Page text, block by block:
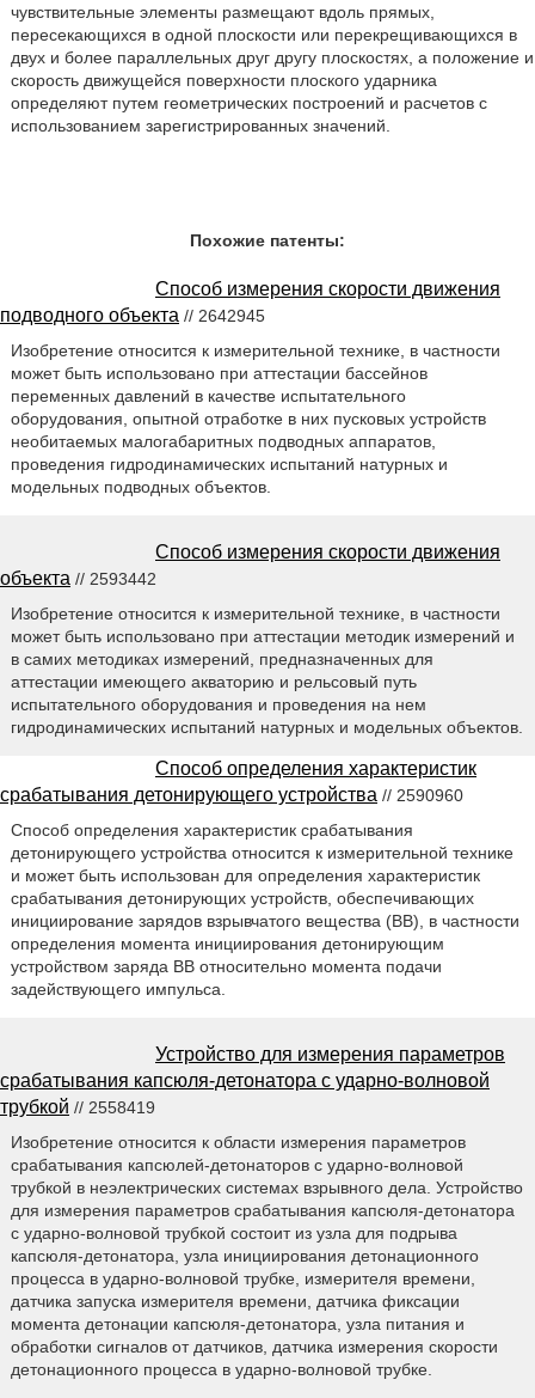
чувствительные элементы размещают вдоль прямых,
пересекающихся в одной плоскости или перекрещивающихся в
двух и более параллельных друг другу плоскостях, а положение и
скорость движущейся поверхности плоского ударника
определяют путем геометрических построений и расчетов с
использованием зарегистрированных значений.
Похожие патенты:
Способ измерения скорости движения
подводного объекта // 2642945
Изобретение относится к измерительной технике, в частности
может быть использовано при аттестации бассейнов
переменных давлений в качестве испытательного
оборудования, опытной отработке в них пусковых устройств
необитаемых малогабаритных подводных аппаратов,
проведения гидродинамических испытаний натурных и
модельных подводных объектов.
Способ измерения скорости движения
объекта // 2593442
Изобретение относится к измерительной технике, в частности
может быть использовано при аттестации методик измерений и
в самих методиках измерений, предназначенных для
аттестации имеющего акваторию и рельсовый путь
испытательного оборудования и проведения на нем
гидродинамических испытаний натурных и модельных объектов.
Способ определения характеристик
срабатывания детонирующего устройства // 2590960
Способ определения характеристик срабатывания
детонирующего устройства относится к измерительной технике
и может быть использован для определения характеристик
срабатывания детонирующих устройств, обеспечивающих
инициирование зарядов взрывчатого вещества (ВВ), в частности
определения момента инициирования детонирующим
устройством заряда ВВ относительно момента подачи
задействующего импульса.
Устройство для измерения параметров
срабатывания капсюля-детонатора с ударно-волновой
трубкой // 2558419
Изобретение относится к области измерения параметров
срабатывания капсюлей-детонаторов с ударно-волновой
трубкой в неэлектрических системах взрывного дела. Устройство
для измерения параметров срабатывания капсюля-детонатора
с ударно-волновой трубкой состоит из узла для подрыва
капсюля-детонатора, узла инициирования детонационного
процесса в ударно-волновой трубке, измерителя времени,
датчика запуска измерителя времени, датчика фиксации
момента детонации капсюля-детонатора, узла питания и
обработки сигналов от датчиков, датчика измерения скорости
детонационного процесса в ударно-волновой трубке.